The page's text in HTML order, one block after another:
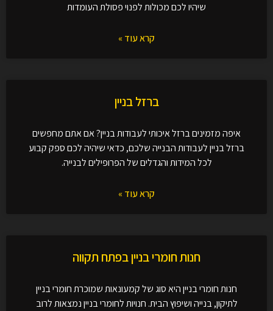
שיהיו לכם מכולות לפנוי פסולת העומדות
קרא עוד »
ברזל בניין
איפה מזמינים ברזל איכותי לעבודות בניין? אם אתם מחפשים
ברזל בניין לעבודות הבנייה שלכם, כדאי שיהיה לכם ספק קבוע
לכל המידות והגדלים של הפרופילים לבנייה.
קרא עוד »
חנות חומרי בניין בפתח תקווה
חנות חומרי בניין היא סוג של קמעונאות שמוכרת חומרי בניין
לתיקון, בנייה ושיפוץ הבית. חנויות לחומרי בניין נמצאות לרוב